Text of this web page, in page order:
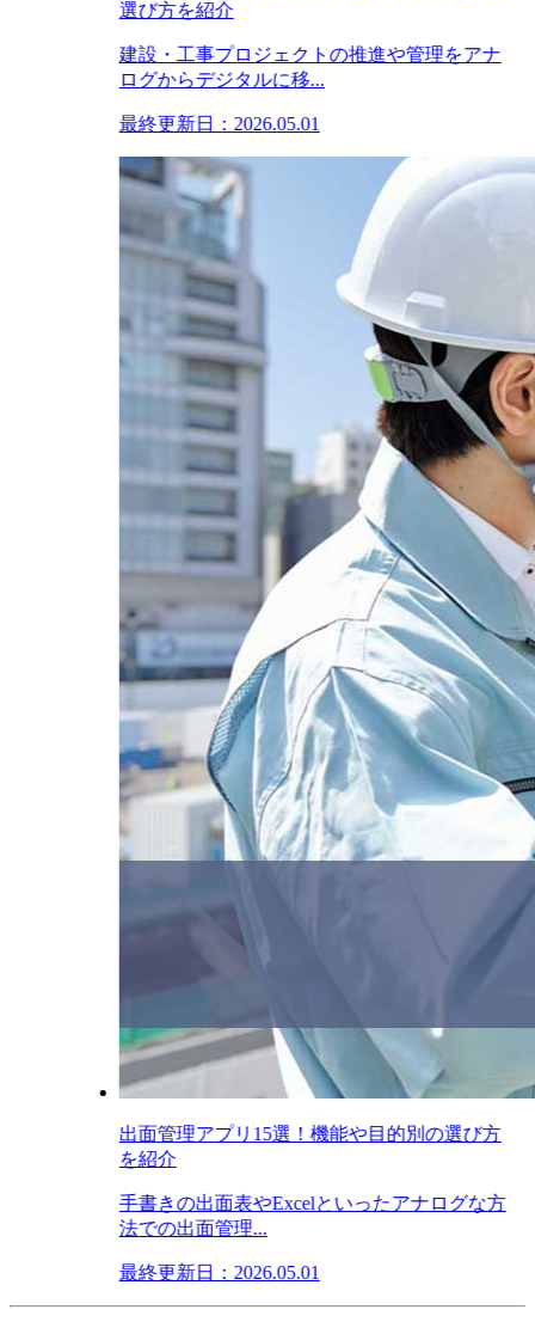
選び方を紹介
建設・工事プロジェクトの推進や管理をアナ
ログからデジタルに移...
最終更新日：2026.05.01
出面管理アプリ15選！機能や目的別の選び方
を紹介
手書きの出面表やExcelといったアナログな方
法での出面管理...
最終更新日：2026.05.01